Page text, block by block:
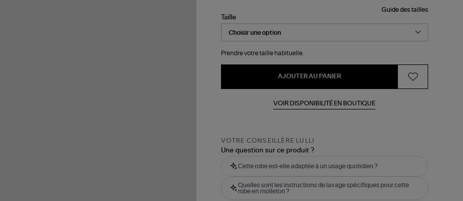
Guide des tailles
Taille
Prendre votre taille habituelle.
AJOUTER AU PANIER
VOIR DISPONIBILITÉ EN BOUTIQUE
VOTRE CONSEILLÈRE LULLI
Une question sur ce produit ?
Cette robe est-elle adaptée à un usage quotidien ?
Quelles sont les instructions de lavage spécifiques pour cette
robe en molleton ?